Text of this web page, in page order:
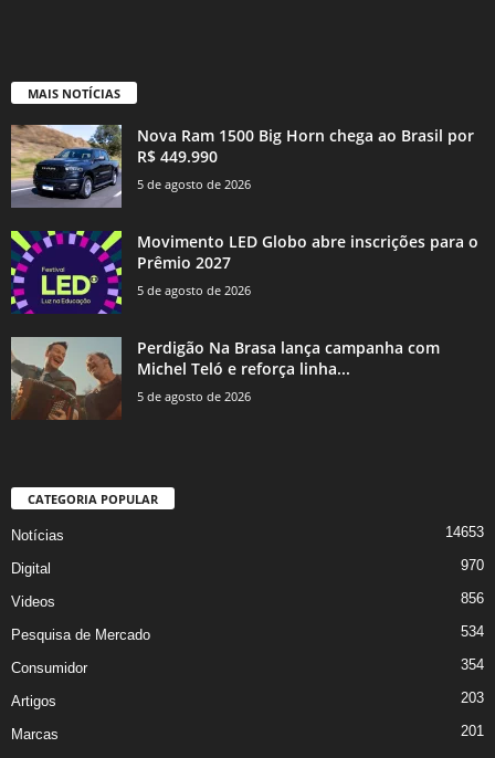
MAIS NOTÍCIAS
Nova Ram 1500 Big Horn chega ao Brasil por
R$ 449.990
5 de agosto de 2026
Movimento LED Globo abre inscrições para o
Prêmio 2027
5 de agosto de 2026
Perdigão Na Brasa lança campanha com
Michel Teló e reforça linha...
5 de agosto de 2026
CATEGORIA POPULAR
Notícias 14653
Digital 970
Videos 856
Pesquisa de Mercado 534
Consumidor 354
Artigos 203
Marcas 201